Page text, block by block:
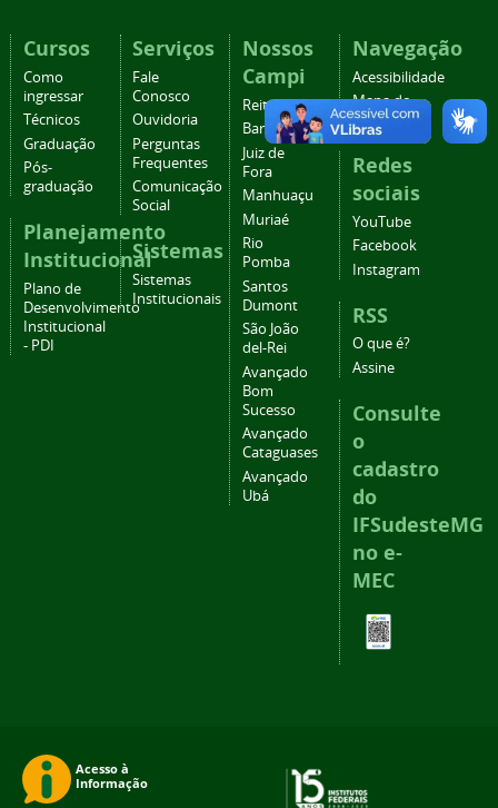
Cursos
Como
ingressar
Técnicos
Graduação
Pós-
graduação
Planejamento
Institucional
Plano de
Desenvolvimento
Institucional
- PDI
Serviços
Fale
Conosco
Ouvidoria
Perguntas
Frequentes
Comunicação
Social
Sistemas
Sistemas
Institucionais
Nossos
Campi
Reitoria
Barbacena
Juiz de
Fora
Manhuaçu
Muriaé
Rio
Pomba
Santos
Dumont
São João
del-Rei
Avançado
Bom
Sucesso
Avançado
Cataguases
Avançado
Ubá
Navegação
Acessibilidade
Mapa do
site
Redes
sociais
YouTube
Facebook
Instagram
RSS
O que é?
Assine
Consulte
o
cadastro
do
IFSudesteMG
no e-
MEC